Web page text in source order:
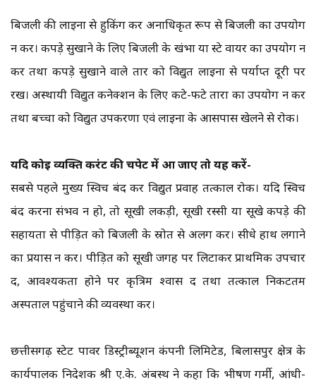
बिजली की लाइनों से हुकिंग कर अनाधिकृत रूप से बिजली का उपयोग
न करें। कपड़े सुखाने के लिए बिजली के खंभों या स्टे वायर का उपयोग न
करें तथा कपड़े सुखाने वाले तार को विद्युत लाइनों से पर्याप्त दूरी पर
रखें। अस्थायी विद्युत कनेक्शन के लिए कटे-फटे तारों का उपयोग न करें
तथा बच्चों को विद्युत उपकरणों एवं लाइनों के आसपास खेलने से रोकें।
यदि कोई व्यक्ति करंट की चपेट में आ जाए तो यह करें-
सबसे पहले मुख्य स्विच बंद कर विद्युत प्रवाह तत्काल रोकें। यदि स्विच
बंद करना संभव न हो, तो सूखी लकड़ी, सूखी रस्सी या सूखे कपड़े की
सहायता से पीड़ित को बिजली के स्रोत से अलग करें। सीधे हाथ लगाने
का प्रयास न करें। पीड़ित को सूखी जगह पर लिटाकर प्राथमिक उपचार
दें, आवश्यकता होने पर कृत्रिम श्वास दें तथा तत्काल निकटतम
अस्पताल पहुंचाने की व्यवस्था करें।
छत्तीसगढ़ स्टेट पावर डिस्ट्रीब्यूशन कंपनी लिमिटेड, बिलासपुर क्षेत्र के
कार्यपालक निदेशक श्री ए.के. अंबस्थ ने कहा कि भीषण गर्मी, आंधी-